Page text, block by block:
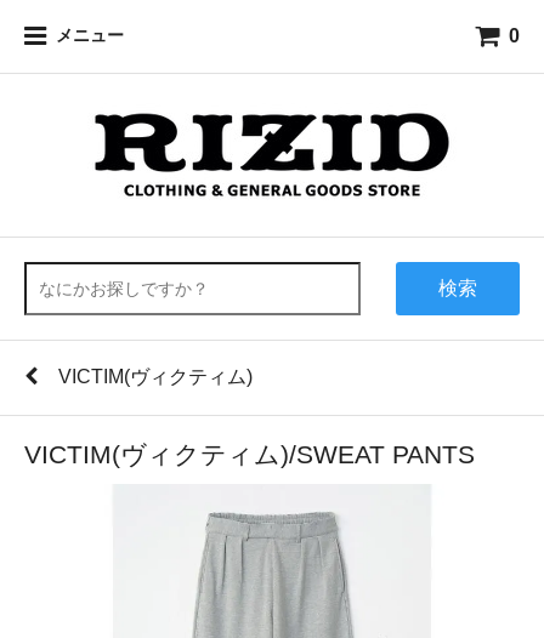
メニュー 0
検索
VICTIM(ヴィクティム)
VICTIM(ヴィクティム)/SWEAT PANTS